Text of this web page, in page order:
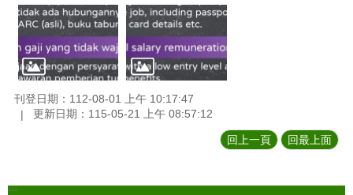
刊登日期：112-08-01 上午 10:17:47
更新日期：115-05-21 上午 08:57:12
回上一頁 回最上面